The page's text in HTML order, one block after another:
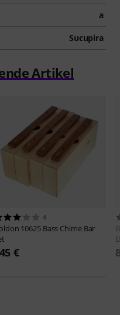
a
Sucupira
Artikel
4
10625 Bass Chime Bar
€
D